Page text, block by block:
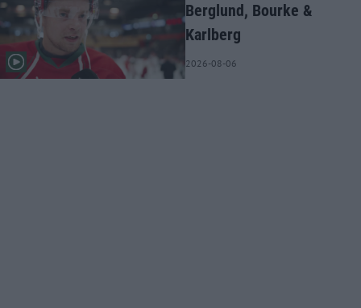
Berglund, Bourke &
Karlberg
2026-08-06